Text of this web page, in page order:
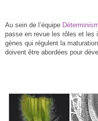
Au sein de l’équipe
passe en revue les rôles et les
gènes qui régulent la
doivent être abordées pour